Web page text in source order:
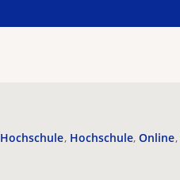
Hochschule Hochschule Online